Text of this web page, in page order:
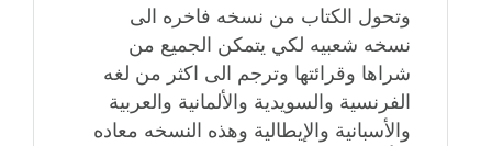
وتحول الكتاب من نسخه فاخره الى
نسخه شعبيه لكي يتمكن الجميع من
شراها وقرائتها وترجم الى اكثر من لغه
الفرنسية والسويدية والألمانية والعربية
والأسبانية والإيطالية وهذه النسخه معاده